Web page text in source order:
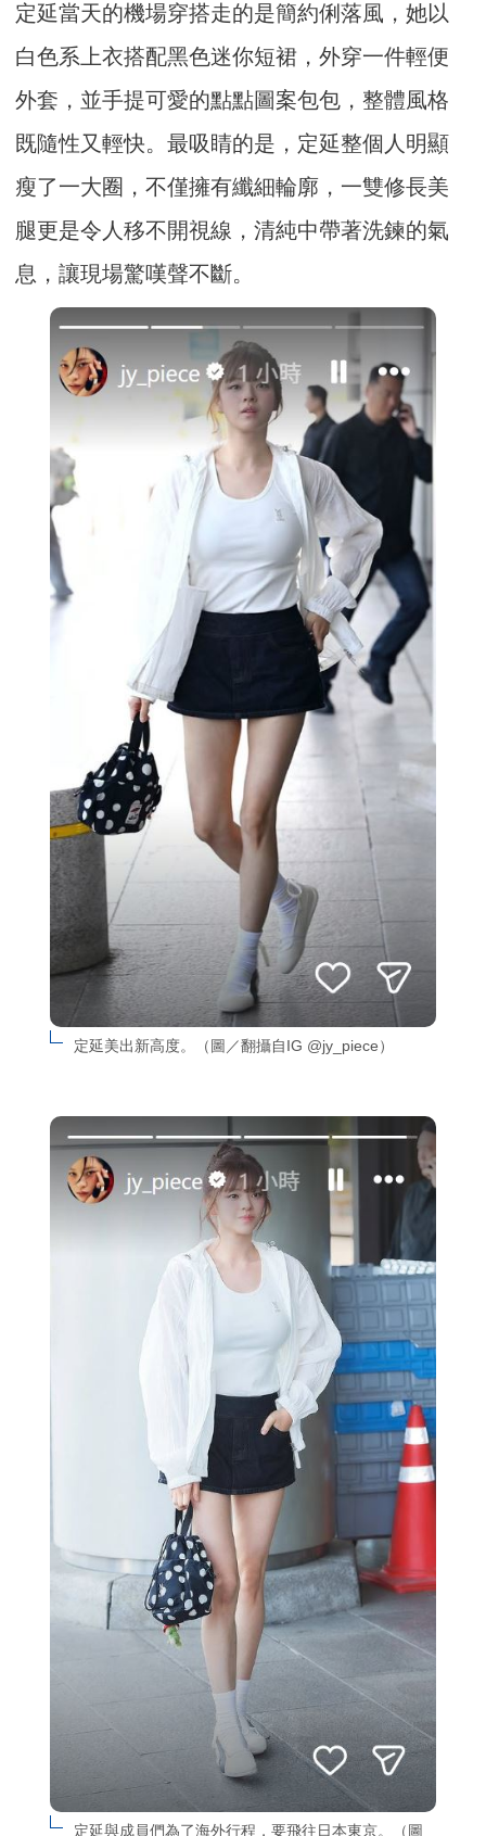
定延當天的機場穿搭走的是簡約俐落風，她以
白色系上衣搭配黑色迷你短裙，外穿一件輕便
外套，並手提可愛的點點圖案包包，整體風格
既隨性又輕快。最吸睛的是，定延整個人明顯
瘦了一大圈，不僅擁有纖細輪廓，一雙修長美
腿更是令人移不開視線，清純中帶著洗鍊的氣
息，讓現場驚嘆聲不斷。
定延美出新高度。（圖／翻攝自IG @jy_piece）
定延與成員們為了海外行程，要飛往日本東京。（圖